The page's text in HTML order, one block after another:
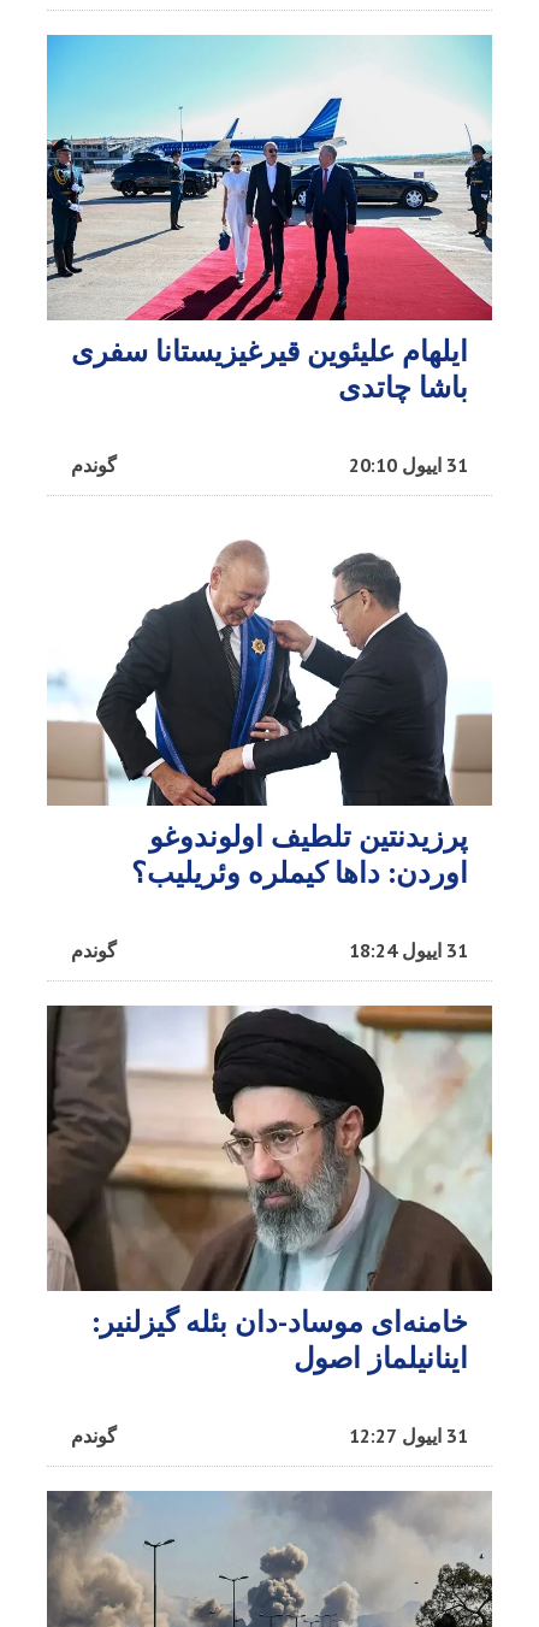
ایلهام علیئوین قیرغیزیستانا سفری
باشا چاتدی
گوندم 31 اییول 20:10
پرزیدنتین تلطیف اولوندوغو
اوردن: داها کیملره وئریلیب؟
گوندم 31 اییول 18:24
خامنه‌ای موساد-دان بئله گیزلنیر:
اینانیلماز اصول
گوندم 31 اییول 12:27